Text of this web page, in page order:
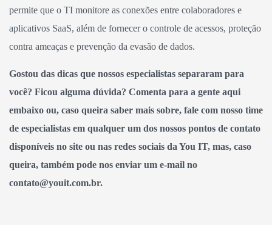
permite que o TI monitore as conexões entre colaboradores e
aplicativos SaaS, além de fornecer o controle de acessos, proteção
contra ameaças e prevenção da evasão de dados.
Gostou das dicas que nossos especialistas separaram para
você? Ficou alguma dúvida? Comenta para a gente aqui
embaixo ou, caso queira saber mais sobre, fale com nosso time
de especialistas em qualquer um dos nossos pontos de contato
disponíveis no site ou nas redes sociais da You IT, mas, caso
queira, também pode nos enviar um e-mail no
contato@youit.com.br.